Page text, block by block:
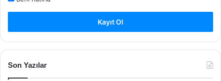
Kayıt Ol
Son Yazılar